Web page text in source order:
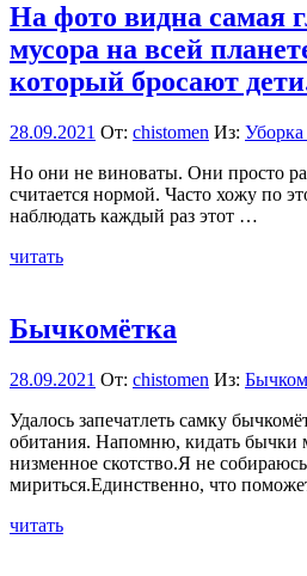
На фото видна самая
мусора на всей
который бросают
28.09.2021 От: chistomen Из: Уборка
Но они не виноваты. Они просто
считается нормой. Часто хожу по
наблюдать каждый раз этот …
читать
Бычкомётка
28.09.2021 От: chistomen Из:
Удалось запечатлеть самку
обитания. Напомню, кидать
низменное скотство.Я не
мириться.Единственно, что
читать